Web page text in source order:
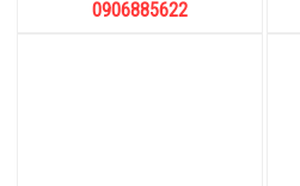
0906885622